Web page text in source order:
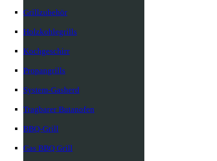
Grillzubehör
Holzkohlegrills
Kochgeschirr
Propangrills
System-Gasherd
Tragbarer Butanofen
BBQ-Grill
Gas BBQ Grill